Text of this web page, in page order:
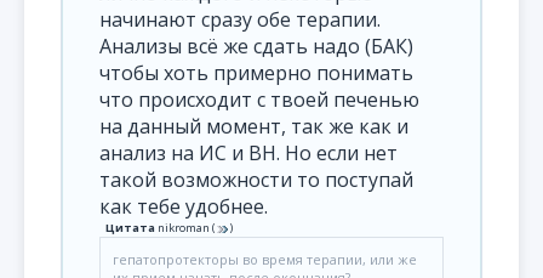
начинают сразу обе терапии.
Анализы всё же сдать надо (БАК)
чтобы хоть примерно понимать
что происходит с твоей печенью
на данный момент, так же как и
анализ на ИС и ВН. Но если нет
такой возможности то поступай
как тебе удобнее.
Цитата nikroman ( )
гепатопротекторы во время терапии, или же